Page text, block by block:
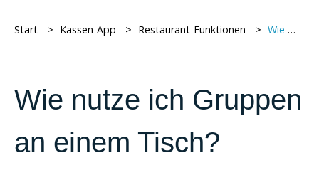
Start > ​ Kassen-App > ​ Restaurant-Funktionen > ​ Wie nutze ich Gruppen an einem Tisch?
Wie nutze ich Gruppen
an einem Tisch?